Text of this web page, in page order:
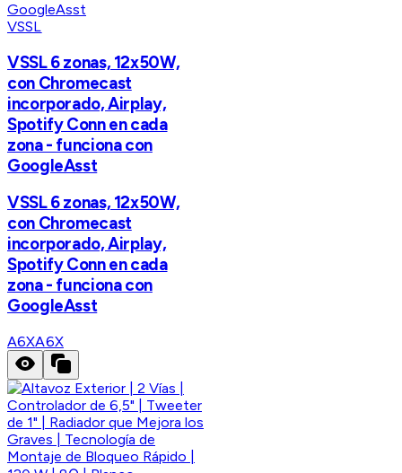
VSSL
VSSL 6 zonas, 12x50W,
con Chromecast
incorporado, Airplay,
Spotify Conn en cada
zona - funciona con
GoogleAsst
VSSL 6 zonas, 12x50W,
con Chromecast
incorporado, Airplay,
Spotify Conn en cada
zona - funciona con
GoogleAsst
A6XA6X